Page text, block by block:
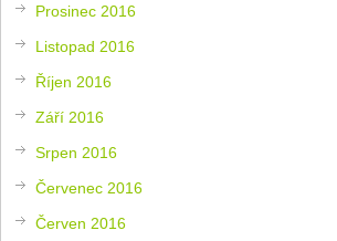
Prosinec 2016
Listopad 2016
Říjen 2016
Září 2016
Srpen 2016
Červenec 2016
Červen 2016